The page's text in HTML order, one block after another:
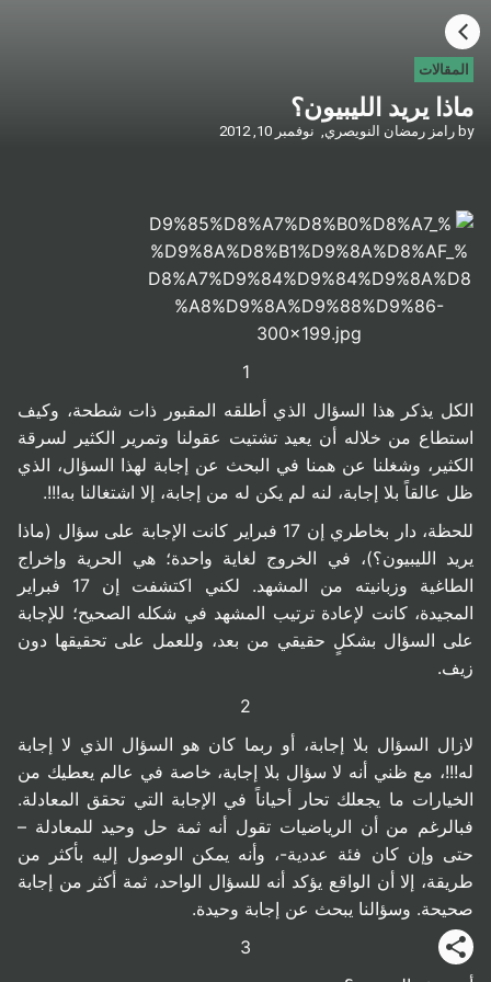
المقالات
ماذا يريد الليبيون؟
by رامز رمضان النويصري, نوفمبر 10, 2012
1
الكل يذكر هذا السؤال الذي أطلقه المقبور ذات شطحة، وكيف
استطاع من خلاله أن يعيد تشتيت عقولنا وتمرير الكثير لسرقة
الكثير، وشغلنا عن همنا في البحث عن إجابة لهذا السؤال، الذي
ظل عالقاً بلا إجابة، لنه لم يكن له من إجابة، إلا اشتغالنا به!!!.
للحظة، دار بخاطري إن 17 فبراير كانت الإجابة على سؤال (ماذا
يريد الليبيون؟)، في الخروج لغاية واحدة؛ هي الحرية وإخراج
الطاغية وزبانيته من المشهد. لكني اكتشفت إن 17 فبراير
المجيدة، كانت لإعادة ترتيب المشهد في شكله الصحيح؛ للإجابة
على السؤال بشكلٍ حقيقي من بعد، وللعمل على تحقيقها دون
زيف.
2
لازال السؤال بلا إجابة، أو ربما كان هو السؤال الذي لا إجابة
له!!!، مع ظني أنه لا سؤال بلا إجابة، خاصة في عالم يعطيك من
الخيارات ما يجعلك تحار أحياناً في الإجابة التي تحقق المعادلة.
فبالرغم من أن الرياضيات تقول أنه ثمة حل وحيد للمعادلة –
حتى وإن كان فئة عددية-، وأنه يمكن الوصول إليه بأكثر من
طريقة، إلا أن الواقع يؤكد أنه للسؤال الواحد، ثمة أكثر من إجابة
صحيحة. وسؤالنا يبحث عن إجابة وحيدة.
3
HOME
CATEGORIES
VISIT WEBSITE